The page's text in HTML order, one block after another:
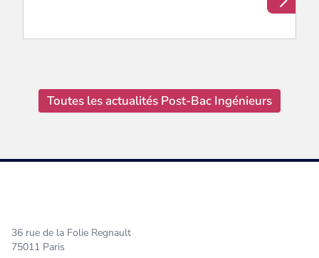
Toutes les actualités Post-Bac Ingénieurs
36 rue de la Folie Regnault
75011 Paris